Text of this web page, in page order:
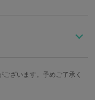
、
す。
ざいます。予めご了承く